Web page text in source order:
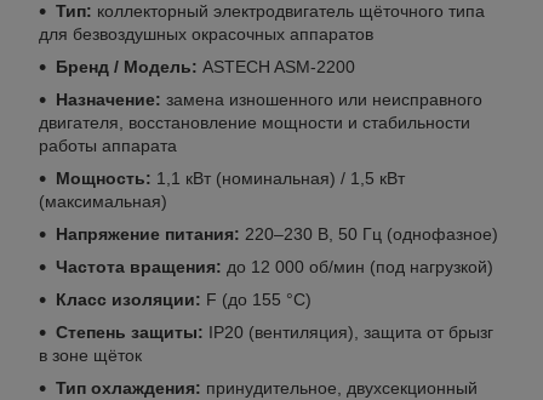
Тип: коллекторный электродвигатель щёточного типа
для безвоздушных окрасочных аппаратов
Бренд / Модель: ASTECH ASM-2200
Назначение: замена изношенного или неисправного
двигателя, восстановление мощности и стабильности
работы аппарата
Мощность: 1,1 кВт (номинальная) / 1,5 кВт
(максимальная)
Напряжение питания: 220–230 В, 50 Гц (однофазное)
Частота вращения: до 12 000 об/мин (под нагрузкой)
Класс изоляции: F (до 155 °C)
Степень защиты: IP20 (вентиляция), защита от брызг
в зоне щёток
Тип охлаждения: принудительное, двухсекционный